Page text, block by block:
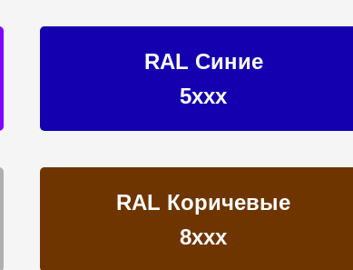
RAL Синие
RAL Коричевые
5ххх
8ххх